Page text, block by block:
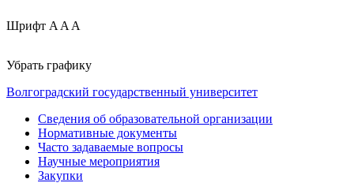
Шрифт A A A
Убрать графику
Волгоградский государственный университет
Сведения об образовательной организации
Нормативные документы
Часто задаваемые вопросы
Научные мероприятия
Закупки